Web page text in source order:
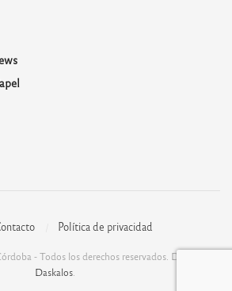
Política de privacidad
- Todos los derechos reservados. Desarrolla:
Daskalos.